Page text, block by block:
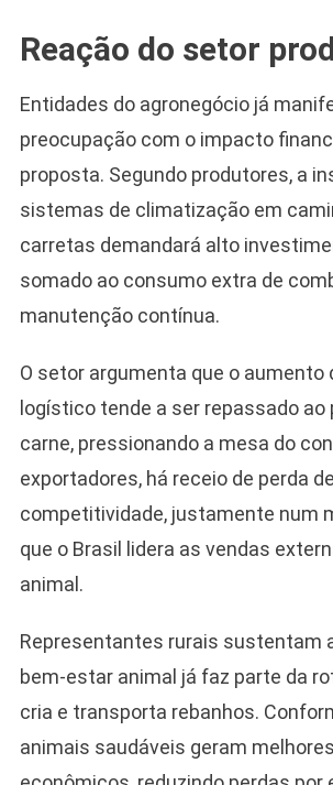
Reação do setor
Entidades do agronegócio já
preocupação com o impacto
proposta. Segundo produtores, a
sistemas de climatização em
carretas demandará alto
somado ao consumo extra de
manutenção contínua.
O setor argumenta que o aumento
logístico tende a ser repassado ao
carne, pressionando a mesa do
exportadores, há receio de perda de
competitividade, justamente num
que o Brasil lidera as vendas
animal.
Representantes rurais sustentam
bem-estar animal já faz parte da
cria e transporta rebanhos.
animais saudáveis geram
Camiseta
Bolsonaro
2026 Pátria
10,00 S/
Ver no
LIVRE